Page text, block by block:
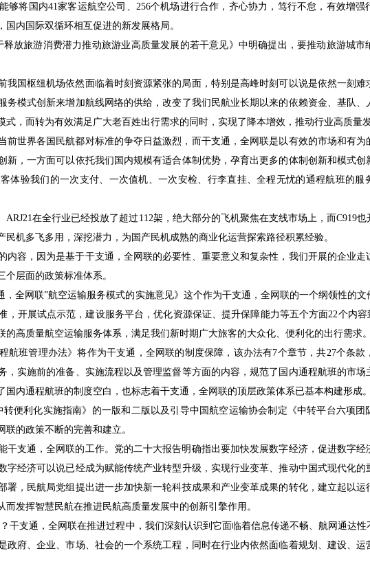
够将国内41家客运航空公司、256个机场进行合作，齐心协力，笃行不怠，有效增强
国内国际双循环相互促进的新发展格局。
放旅游消费潜力推动旅游业高质量发展的若干意见》中明确提出，要推动旅游城市
我国枢纽机场依然面临着时刻资源紧张的局面，特别是高峰时刻可以说是依然一刻难
务模式创新来增加航线网络的供给，改变了我们民航业长期以来的依赖资金、基队、
，而转为有效满足广大老百姓出行需求的同时，实现了降本增效，推动行业高质量
前世界各国民航都对标准的争夺日益激烈，而干支通，全网联是以有效的市场和有为
新，一方面可以依托我们国内规模有适合体制优势，孕育出更多的体制创新和模式创
体验我们的一次支付、一次值机、一次安检、行李直挂、全程无忧的通程航班的服
在全行业已经投放了超过112架，绝大部分的飞机聚焦在支线市场上，而C919也
机多飞多用，深挖潜力，为国产民机成熟的商业化运营探索路径积累经验。
内容，因为是基于干支通，全网联的必要性、重要意义和复杂性，我们开展的企业走
个层面的政策标准体系。
，全网联”航空运输服务模式的实施意见》这个作为干支通，全网联的一个纲领性的
，开展试点示范，建设服务平台，优化资源保证、提升保障能力等五个方面22个内容
高质量航空运输服务体系，满足我们新时期广大旅客的大众化、便利化的出行需求。
航班管理办法》将作为干支通，全网联的制度保障，该办法有7个章节，共27个条款
，实施前的准备、实施流程以及管理监督等方面的内容，规范了国内通程航班的市场
内通程航班的制度空白，也标志着干支通，全网联的顶层政策体系已基本构建形成。
便利化实施指南》的一版和二版以及引导中国航空运输协会制定《中转平台六项团
联的政策不断的完善和建立。
干支通，全网联的工作。党的二十大报告明确指出要加快发展数字经济，促进数字经
字经济可以说已经成为赋能传统产业转型升级，实现行业变革、推动中国式现代化的
署，民航局党组提出进一步加快新一轮科技成果和产业变革成果的转化，建立起以运
发挥智慧民航在推进民航高质量发展中的创新引擎作用。
干支通，全网联在推进过程中，我们深刻认识到它面临着信息传递不畅、航网通达性
政府、企业、市场、社会的一个系统工程，同时在行业内依然面临着规划、建设、运